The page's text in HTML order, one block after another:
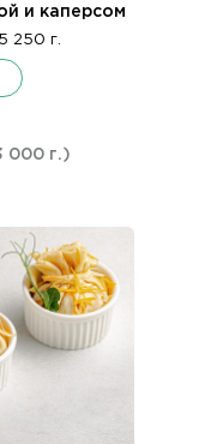
и каперсом
5 250 г.
000 г.)